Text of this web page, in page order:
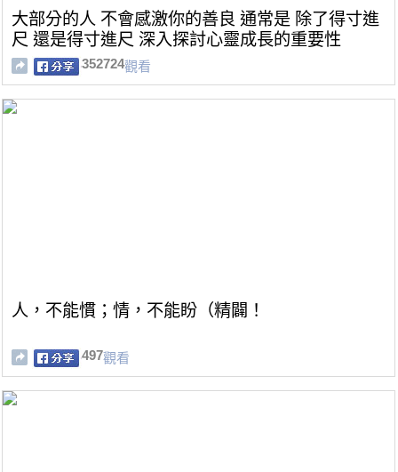
大部分的人 不會感激你的善良 通常是 除了得寸進
尺 還是得寸進尺 深入探討心靈成長的重要性
352724觀看
人，不能慣；情，不能盼（精闢！
497觀看